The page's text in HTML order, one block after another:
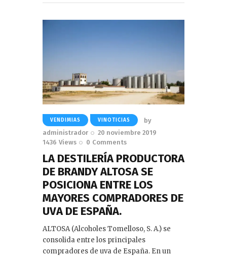
VENDIMIAS VINOTICIAS
by
administrador
20 noviembre 2019
1436 Views 0 Comments
LA DESTILERÍA PRODUCTORA
DE BRANDY ALTOSA SE
POSICIONA ENTRE LOS
MAYORES COMPRADORES DE
UVA DE ESPAÑA.
ALTOSA (Alcoholes Tomelloso, S. A.) se
consolida entre los principales
compradores de uva de España. En un